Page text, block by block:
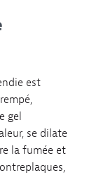
est
gel
se dilate
la fumée et